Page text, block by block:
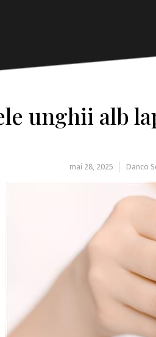
unghii alb
mai 28, 2025 Danco